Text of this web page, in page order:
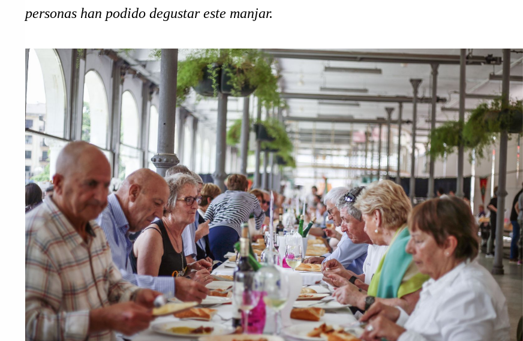
personas han podido degustar este manjar.